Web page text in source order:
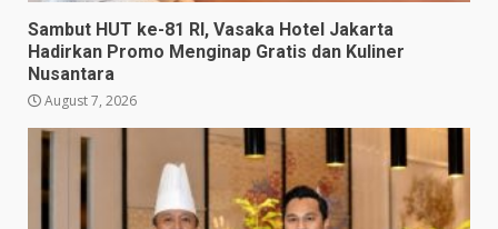
Sambut HUT ke-81 RI, Vasaka Hotel Jakarta
Hadirkan Promo Menginap Gratis dan Kuliner
Nusantara
August 7, 2026